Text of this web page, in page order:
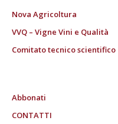
Nova Agricoltura
VVQ – Vigne Vini e Qualità
Comitato tecnico scientifico
Abbonati
CONTATTI